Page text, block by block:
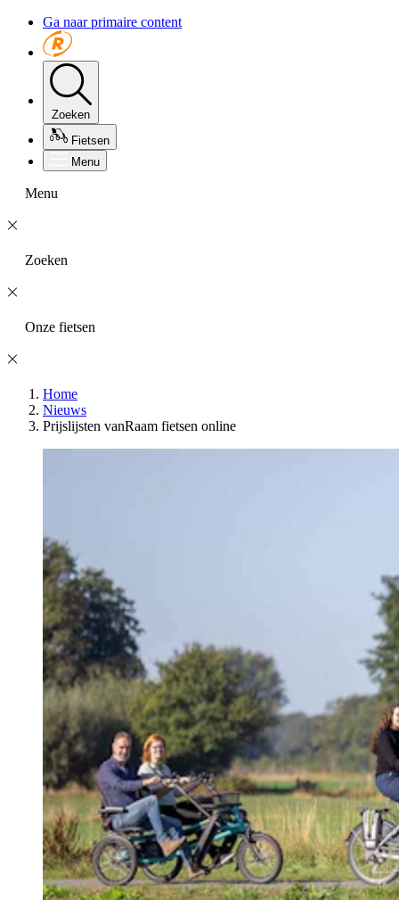
Ga naar primaire content
Zoeken
Fietsen
Menu
Menu
Zoeken
Onze fietsen
Home
Nieuws
Prijslijsten vanRaam fietsen online